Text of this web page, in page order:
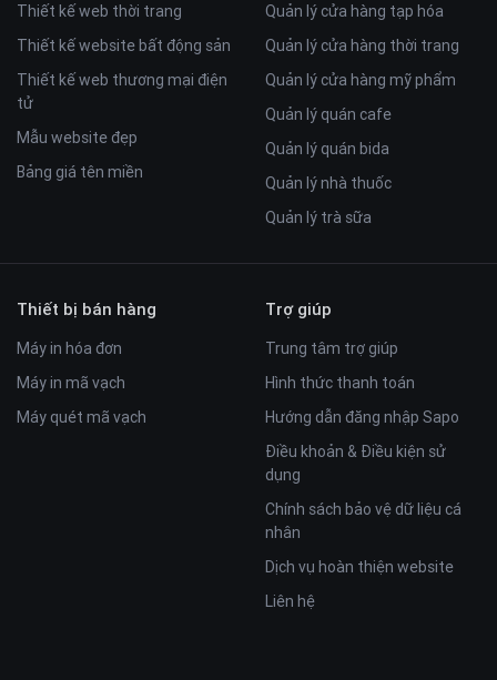
Thiết kế web thời trang
Thiết kế website bất động sản
Thiết kế web thương mại điện
tử
Mẫu website đẹp
Bảng giá tên miền
Quản lý cửa hàng tạp hóa
Quản lý cửa hàng thời trang
Quản lý cửa hàng mỹ phẩm
Quản lý quán cafe
Quản lý quán bida
Quản lý nhà thuốc
Quản lý trà sữa
Thiết bị bán hàng
Máy in hóa đơn
Máy in mã vạch
Máy quét mã vạch
Trợ giúp
Trung tâm trợ giúp
Hình thức thanh toán
Hướng dẫn đăng nhập Sapo
Điều khoản & Điều kiện sử
dụng
Chính sách bảo vệ dữ liệu cá
nhân
Dịch vụ hoàn thiện website
Liên hệ